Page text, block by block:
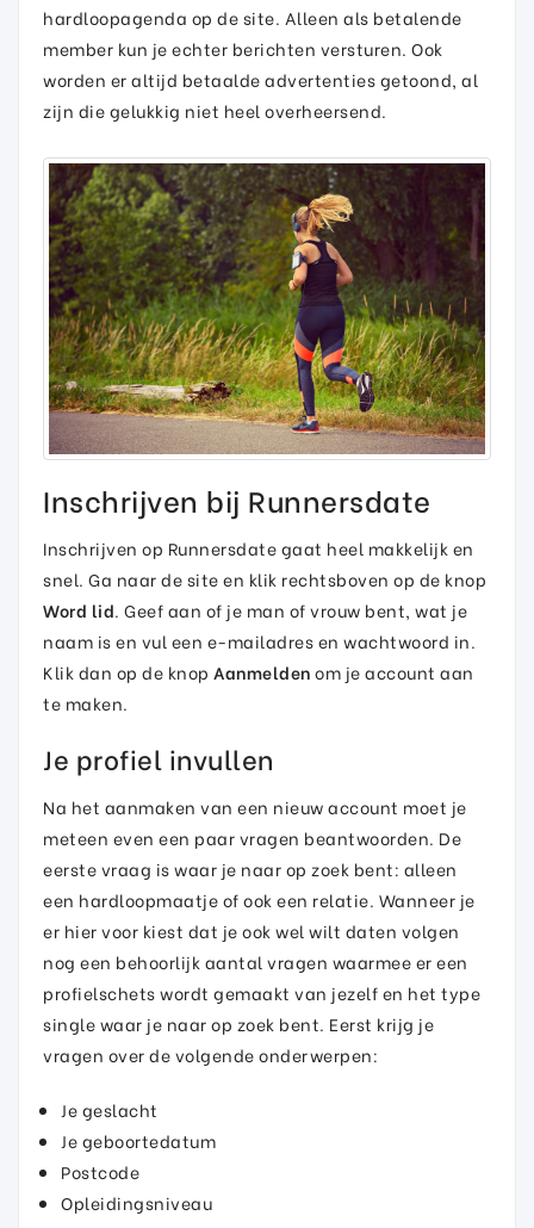
hardloopagenda op de site. Alleen als betalende
member kun je echter berichten versturen. Ook
worden er altijd betaalde advertenties getoond, al
zijn die gelukkig niet heel overheersend.
Inschrijven bij Runnersdate
Inschrijven op Runnersdate gaat heel makkelijk en
snel. Ga naar de site en klik rechtsboven op de knop
Word lid. Geef aan of je man of vrouw bent, wat je
naam is en vul een e-mailadres en wachtwoord in.
Klik dan op de knop Aanmeldenom je account aan
te maken.
Je profiel invullen
Na het aanmaken van een nieuw account moet je
meteen even een paar vragen beantwoorden. De
eerste vraag is waar je naar op zoek bent: alleen
een hardloopmaatje of ook een relatie. Wanneer je
er hier voor kiest dat je ook wel wilt daten volgen
nog een behoorlijk aantal vragen waarmee er een
profielschets wordt gemaakt van jezelf en het type
single waar je naar op zoek bent. Eerst krijg je
vragen over de volgende onderwerpen:
Je geslacht
Je geboortedatum
Postcode
Opleidingsniveau